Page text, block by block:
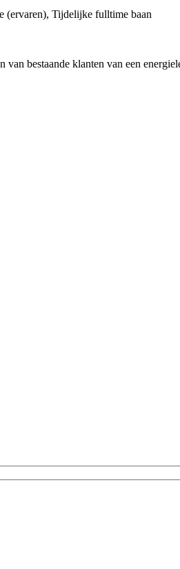
(ervaren), Tijdelijke fulltime baan
bestaande klanten van een